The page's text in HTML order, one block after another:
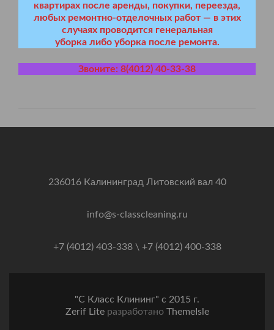
квартирах после аренды, покупки, переезда,
любых ремонтно-отделочных работ — в этих
случаях проводится генеральная
уборка либо уборка после ремонта.
Звоните: 8(4012) 40-33-38
236016 Калининград Литовский вал 40
info@s-classcleaning.ru
+7 (4012) 403-338 \ +7 (4012) 400-338
"С Класс Клининг" с 2015 г.
Zerif Lite разработано ThemeIsle